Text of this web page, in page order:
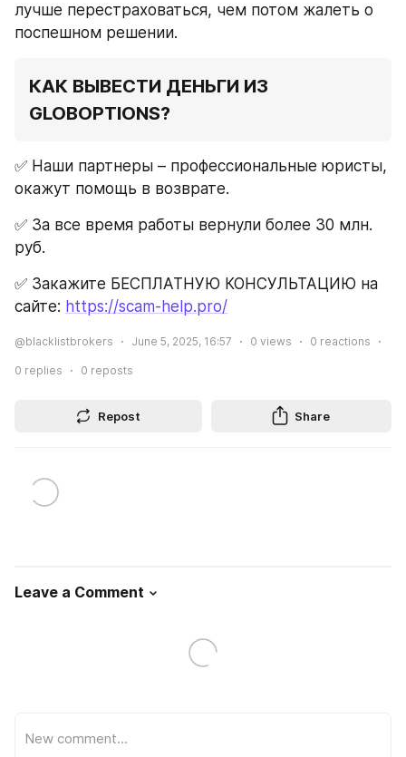
лучше перестраховаться, чем потом жалеть о
поспешном решении.
КАК ВЫВЕСТИ ДЕНЬГИ ИЗ
GLOBOPTIONS?
✅️ Наши партнеры – профессиональные юристы,
окажут помощь в возврате.
✅️ За все время работы вернули более 30 млн.
руб.
✅️ Закажите БЕСПЛАТНУЮ КОНСУЛЬТАЦИЮ на
сайте: https://scam-help.pro/
@blacklistbrokers June 5, 2025, 16:57 0 views 0 reactions
0 replies 0 reposts
Repost Share
Leave a Comment